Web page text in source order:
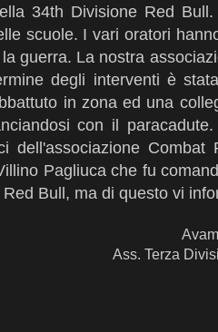
34th Divisione Red
scuole. I vari oratori
guerra. La nostra
degli interventi è
in zona ed una
con il
dell'associazione
Pagliuca che fu
Bull, ma di questo vi
Ass. Terza